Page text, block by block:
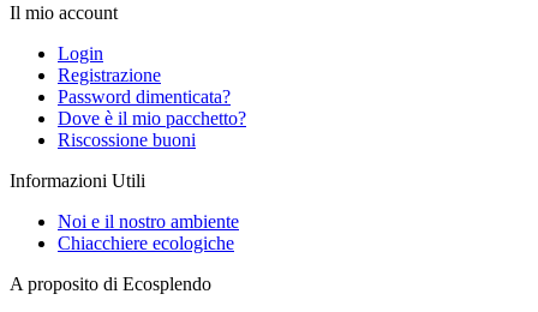
Il mio account
Login
Registrazione
Password dimenticata?
Dove è il mio pacchetto?
Riscossione buoni
Informazioni Utili
Noi e il nostro ambiente
Chiacchiere ecologiche
A proposito di Ecosplendo